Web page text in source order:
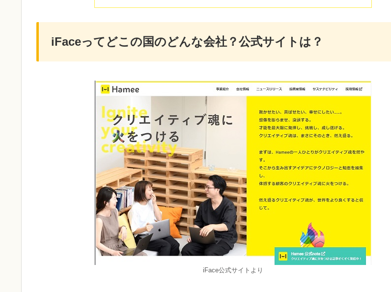
iFaceってどこの国のどんな会社？公式サイトは？
iFace公式サイトより